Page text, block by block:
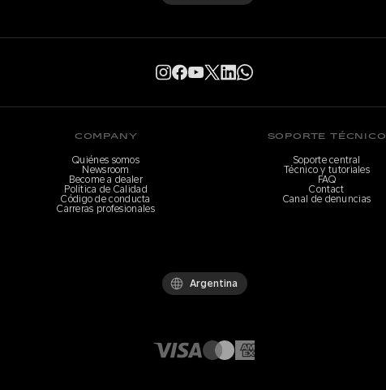
COMPANY
Quiénes somos
Newsroom
Become a dealer
Política de Calidad
Código de conducta
Carreras profesionales
SOPORTE TÉCNICO
Soporte central
Técnico y tutoriales
FAQ
Contact
Canal de denuncias
Argentina